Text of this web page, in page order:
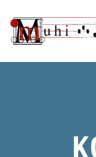
sisältöön